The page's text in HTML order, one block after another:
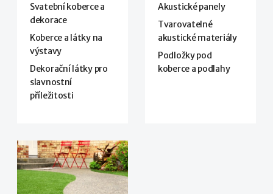
Svatební koberce a
dekorace
Koberce a látky na
výstavy
Dekorační látky pro
slavnostní
příležitosti
Akustické panely
Tvarovatelné
akustické materiály
Podložky pod
koberce a podlahy